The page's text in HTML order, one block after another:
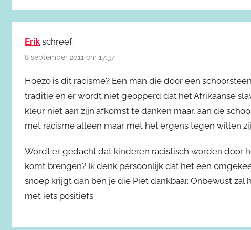
Erik schreef:
8 september 2011 om 17:37
Hoezo is dit racisme? Een man die door een
traditie en er wordt niet geopperd dat het Afrikaanse
kleur niet aan zijn afkomst te danken maar, aan de
met racisme alleen maar met het ergens tegen willen
Wordt er gedacht dat kinderen racistisch worden door
komt brengen? Ik denk persoonlijk dat het een
snoep krijgt dan ben je die Piet dankbaar. Onbewust
met iets positiefs.